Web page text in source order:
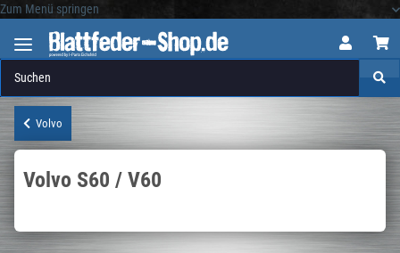
Zum Menü springen
Volvo
Volvo S60 / V60